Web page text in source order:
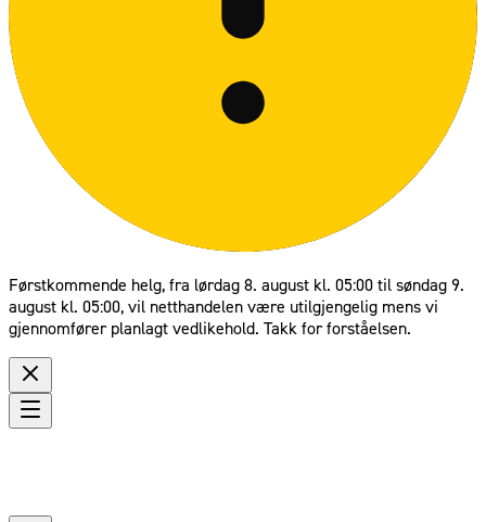
Førstkommende helg, fra lørdag 8. august kl. 05:00 til søndag 9.
august kl. 05:00, vil netthandelen være utilgjengelig mens vi
gjennomfører planlagt vedlikehold. Takk for forståelsen.